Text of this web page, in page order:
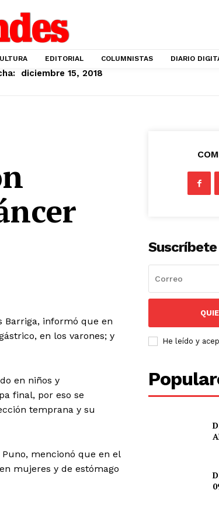
EDITORIAL COLUMNISTAS DIARIO
diciembre 15, 2018
Barriga, informó que en
en los varones; y
en niños y
final, por eso se
temprana y su
mencionó que en el
mujeres y de estómago
Suscríbete
He leído y